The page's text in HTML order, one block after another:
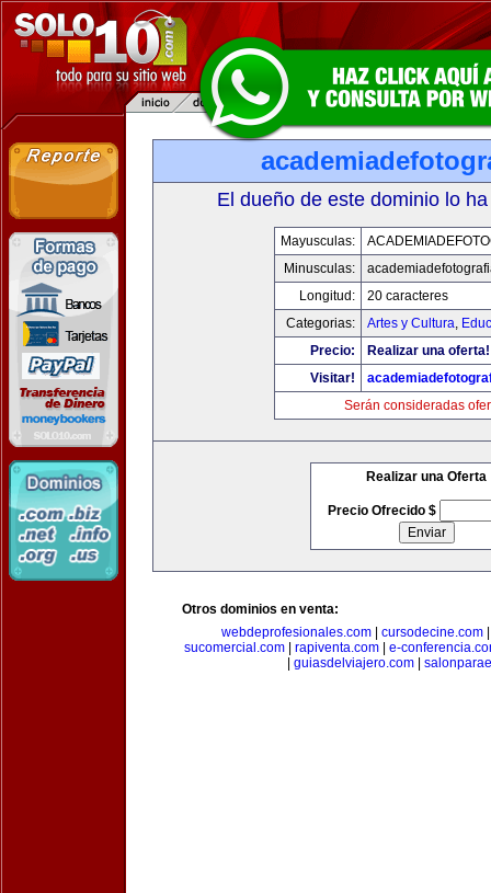
El dueño de este dominio lo
Mayusculas:
Minusculas:
Longitud:
20 caracteres
Categorias:
Artes y Cultura,
Precio:
Realizar una oferta!
Visitar!
Serán consideradas
Realizar una Oferta
Precio Ofrecido $
Otros dominios en venta:
webdeprofesionales.com| cursodecine.com
sucomercial.com
rapiventa.com
e-
guiasdelviajero.com|